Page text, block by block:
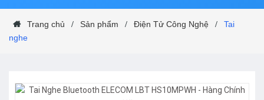
Trang chủ / Sản phẩm / Điện Tử Công Nghệ /
Tai
nghe